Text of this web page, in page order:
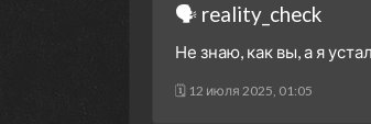
🗣 reality_check
Не знаю, как вы, а я
🗓 12 июля 2025, 01:05